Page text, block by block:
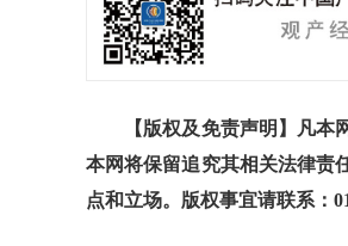
【版权及免责声明】凡本网
本网将保留追究其相关法律责
点和立场。版权事宜请联系：